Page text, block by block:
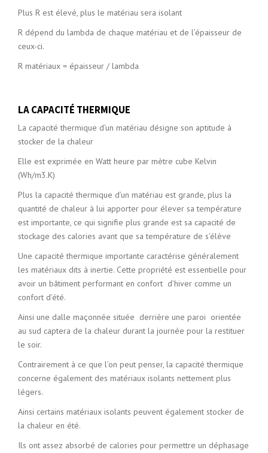
Plus R est élevé, plus le matériau sera isolant
R dépend du lambda de chaque matériau et de l’épaisseur de
ceux-ci.
R matériaux = épaisseur / lambda
LA CAPACITÉ THERMIQUE
La capacité thermique d’un matériau désigne son aptitude à
stocker de la chaleur
Elle est exprimée en Watt heure par mètre cube Kelvin
(Wh/m3.K)
Plus la capacité thermique d’un matériau est grande, plus la
quantité de chaleur à lui apporter pour élever sa température
est importante, ce qui signifie plus grande est sa capacité de
stockage des calories avant que sa température de s’élève
Une capacité thermique importante caractérise généralement
les matériaux dits à inertie. Cette propriété est essentielle pour
avoir un bâtiment performant en confort d’hiver comme un
confort d’été.
Ainsi une dalle maçonnée située derrière une paroi orientée
au sud captera de la chaleur durant la journée pour la restituer
le soir.
Contrairement à ce que l’on peut penser, la capacité thermique
concerne également des matériaux isolants nettement plus
légers.
Ainsi certains matériaux isolants peuvent également stocker de
la chaleur en été.
Ils ont assez absorbé de calories pour permettre un déphasage